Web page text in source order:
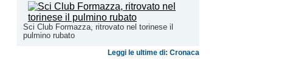
Sci Club Formazza, ritrovato nel torinese il
pulmino rubato
Leggi le ultime di: Cronaca